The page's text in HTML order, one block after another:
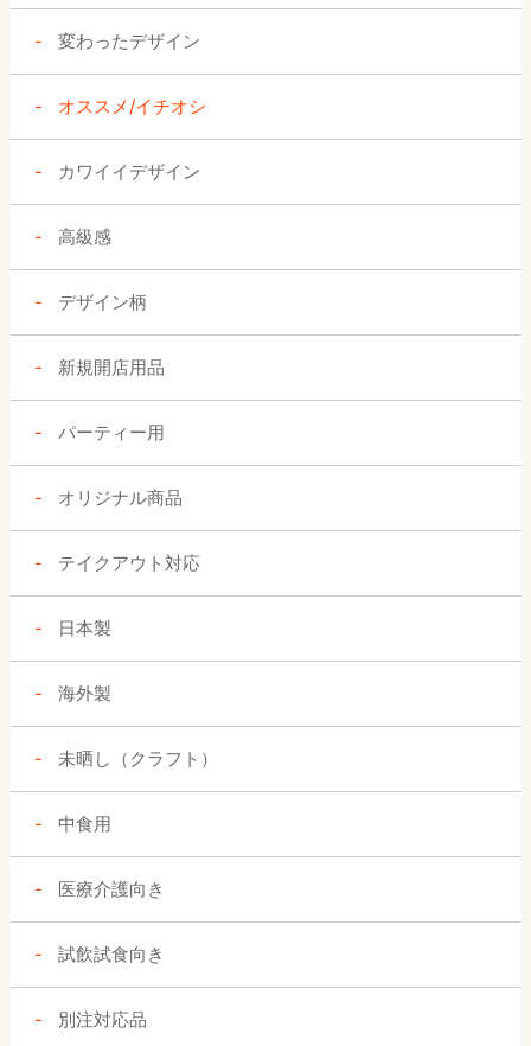
変わったデザイン
オススメ/イチオシ
カワイイデザイン
高級感
デザイン柄
新規開店用品
パーティー用
オリジナル商品
テイクアウト対応
日本製
海外製
未晒し（クラフト）
中食用
医療介護向き
試飲試食向き
別注対応品